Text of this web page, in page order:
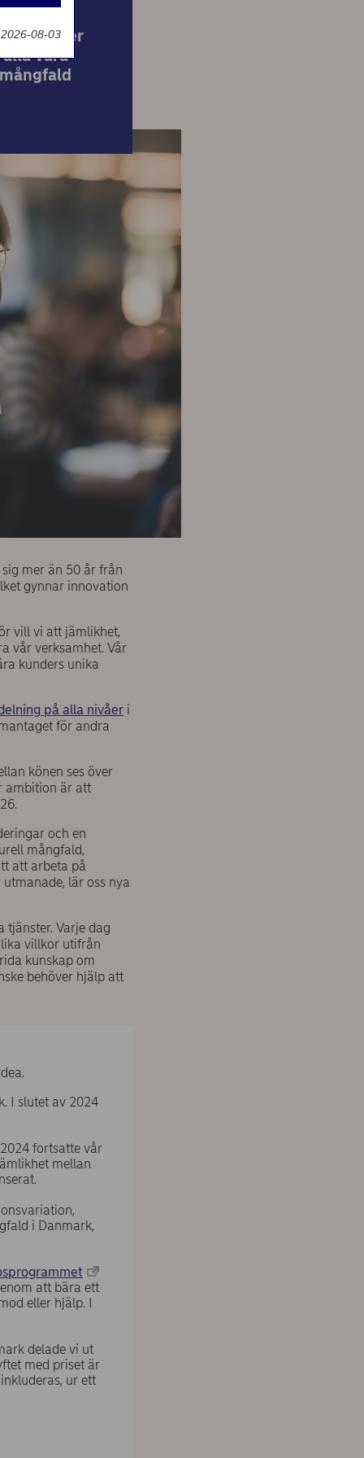
våra
mer än 50 år från
gynnar innovation
vill vi att jämlikhet,
vår verksamhet. Vår
kunders unika
på alla nivåeri
för andra
könen ses över
ambition är att
och en
mångfald,
att arbeta på
lär oss nya
Varje dag
villkor utifrån
kunskap om
behöver hjälp att
I slutet av 2024
fortsatte vår
mellan
i Danmark,
att bära ett
eller hjälp. I
delade vi ut
med priset är
ur ett
08-03